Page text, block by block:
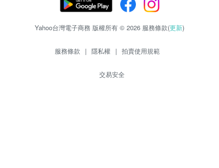
Yahoo台灣電子商務 版權所有 © 2026 服務條款(更新)
服務條款 | 隱私權 | 拍賣使用規範
交易安全